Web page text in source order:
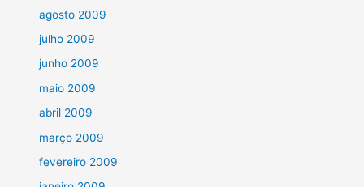
agosto 2009
julho 2009
junho 2009
maio 2009
abril 2009
março 2009
fevereiro 2009